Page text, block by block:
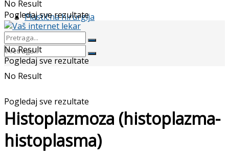
Plastična hirurgija
No Result
Pogledaj sve rezultate
No Result
Pogledaj sve rezultate
No Result
Pogledaj sve rezultate
Histoplazmoza (histoplazma-
histoplasma)